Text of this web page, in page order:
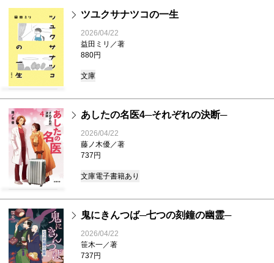
ツユクサナツコの一生
2026/04/22
益田ミリ／著
880円
文庫
あしたの名医4─それぞれの決断─
2026/04/22
藤ノ木優／著
737円
文庫電子書籍あり
鬼にきんつば─七つの刻鐘の幽霊─
2026/04/22
笹木一／著
737円